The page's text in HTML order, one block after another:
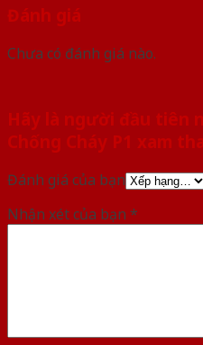
Đánh giá
Chưa có đánh giá nào.
Hãy là người đầu tiên
Chống Cháy P1 xam
Đánh giá của bạn
Nhận xét của bạn *